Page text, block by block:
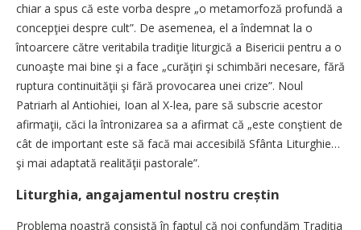
chiar a spus că este vorba despre „o metamorfoză profundă a
concepţiei despre cult”. De asemenea, el a îndemnat la o
întoarcere către veritabila tradiţie liturgică a Bisericii pentru a o
cunoaşte mai bine şi a face „curăţiri şi schimbări necesare, fără
ruptura continuităţii şi fără provocarea unei crize”. Noul
Patriarh al Antiohiei, Ioan al X-lea, pare să subscrie acestor
afirmaţii, căci la întronizarea sa a afirmat că „este conştient de
cât de important este să facă mai accesibilă Sfânta Liturghie…
şi mai adaptată realităţii pastorale”.
Liturghia, angajamentul nostru creștin
Problema noastră consistă în faptul că noi confundăm Tradiţia